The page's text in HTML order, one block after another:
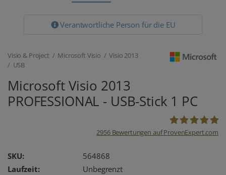
Verantwortliche Person für die EU
Visio & Project / Microsoft Visio / Visio 2013
/ USB
Microsoft Visio 2013
PROFESSIONAL - USB-Stick 1 PC
2956Bewertungen auf ProvenExpert.com
SKU:
564868
Laufzeit:
Unbegrenzt